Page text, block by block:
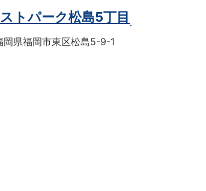
ストパーク松島5丁目
岡県福岡市東区松島5-9-1